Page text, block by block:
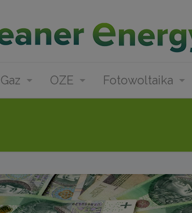
Gaz OZE Fotowoltaika